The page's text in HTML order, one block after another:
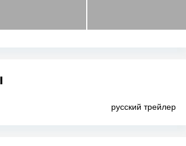
русский трейлер